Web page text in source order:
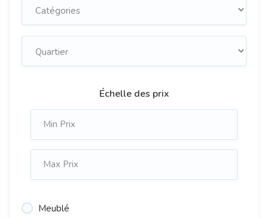
Échelle des prix
Meublé